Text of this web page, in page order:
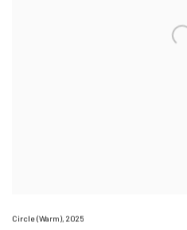
Circle (Warm), 2025